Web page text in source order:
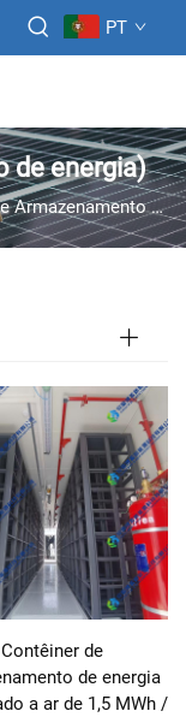
PT
de energia)
De Energia
Contêiner de
de energia
a ar de 1,5 MWh /